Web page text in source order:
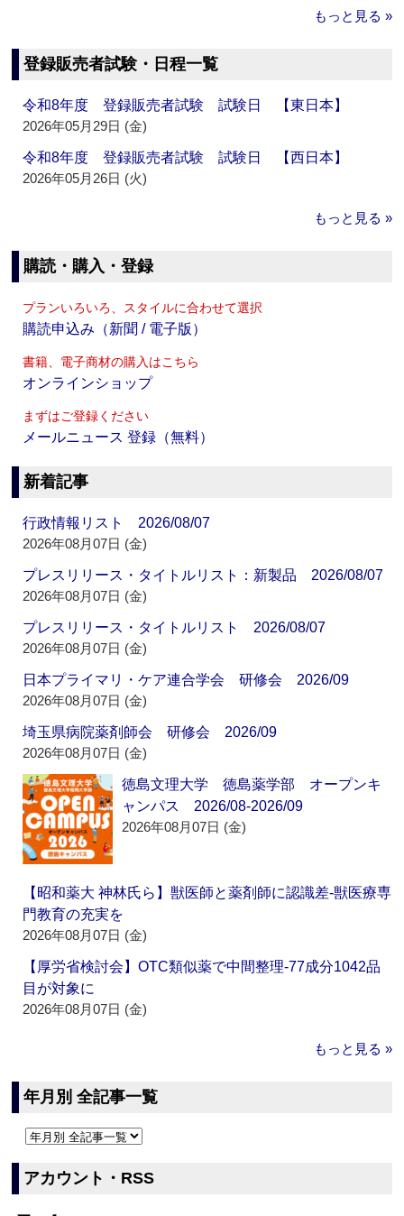
もっと見る »
登録販売者試験・日程一覧
令和8年度 登録販売者試験 試験日 【東日本】
2026年05月29日 (金)
令和8年度 登録販売者試験 試験日 【西日本】
2026年05月26日 (火)
もっと見る »
購読・購入・登録
プランいろいろ、スタイルに合わせて選択
購読申込み（新聞 / 電子版）
書籍、電子商材の購入はこちら
オンラインショップ
まずはご登録ください
メールニュース 登録（無料）
新着記事
行政情報リスト 2026/08/07
2026年08月07日 (金)
プレスリリース・タイトルリスト：新製品 2026/08/07
2026年08月07日 (金)
プレスリリース・タイトルリスト 2026/08/07
2026年08月07日 (金)
日本プライマリ・ケア連合学会 研修会 2026/09
2026年08月07日 (金)
埼玉県病院薬剤師会 研修会 2026/09
2026年08月07日 (金)
徳島文理大学 徳島薬学部 オープンキ
ャンパス 2026/08-2026/09
2026年08月07日 (金)
【昭和薬大 神林氏ら】獣医師と薬剤師に認識差‐獣医療専
門教育の充実を
2026年08月07日 (金)
【厚労省検討会】OTC類似薬で中間整理‐77成分1042品
目が対象に
2026年08月07日 (金)
もっと見る »
年月別 全記事一覧
アカウント・RSS